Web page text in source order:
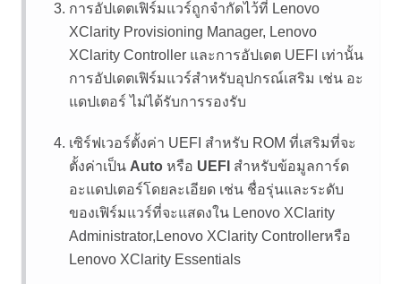
การอัปเดตเฟิร์มแวร์ถูกจำกัดไว้ที่ Lenovo
XClarity Provisioning Manager, Lenovo
XClarity Controller และการอัปเดต UEFI เท่านั้น
การอัปเดตเฟิร์มแวร์สำหรับอุปกรณ์เสริม เช่น อะ
แดปเตอร์ ไม่ได้รับการรองรับ
เซิร์ฟเวอร์ตั้งค่า UEFI สำหรับ ROM ที่เสริมที่จะ
ตั้งค่าเป็น Auto หรือ UEFI สำหรับข้อมูลการ์ด
อะแดปเตอร์โดยละเอียด เช่น ชื่อรุ่นและระดับ
ของเฟิร์มแวร์ที่จะแสดงใน Lenovo XClarity
Administrator, Lenovo XClarity Controllerหรือ
Lenovo XClarity Essentials